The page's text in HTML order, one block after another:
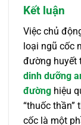
Kết luận
Việc chủ
loại ngũ cốc
đường huyết
dinh dưỡng
đường hiệu
“thuốc thần”
cốc là một